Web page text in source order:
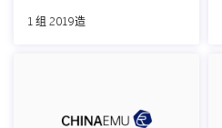
1 组 2019造